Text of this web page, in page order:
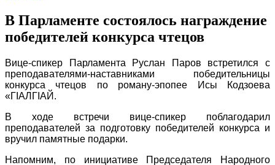
В Парламенте состоялось награждение
победителей конкурса чтецов
Вице-спикер Парламента Руслан Паров встретился с
преподавателями-наставниками победительницы
конкурса чтецов по роману-эпопее Исы Кодзоева
«ГIАЛГIАЙ.
В ходе встречи вице-спикер поблагодарил
преподавателей за подготовку победителей конкурса и
вручил памятные подарки.
Напомним, по инициативе Председателя Народного